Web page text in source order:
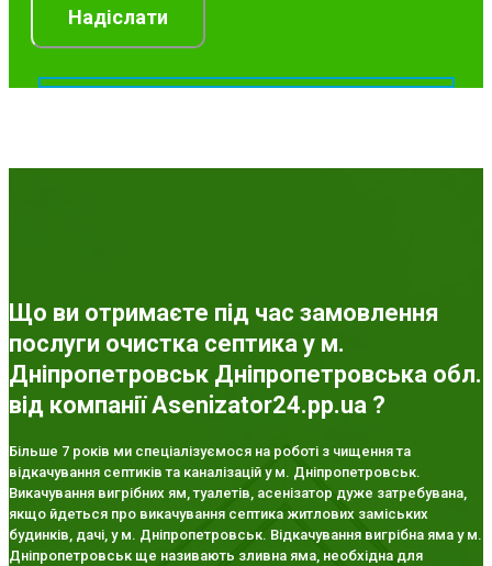
Що ви отримаєте під час замовлення
послуги очистка септика у м.
Дніпропетровськ Дніпропетровська обл.
від компанії Asenizator24.pp.ua ?
Більше 7 років ми спеціалізуємося на роботі з чищення та
відкачування септиків та каналізацій у м. Дніпропетровськ.
Викачування вигрібних ям, туалетів, асенізатор дуже затребувана,
якщо йдеться про викачування септика житлових заміських
будинків, дачі, у м. Дніпропетровськ. Відкачування вигрібна яма у м.
Дніпропетровськ ще називають зливна яма, необхідна для